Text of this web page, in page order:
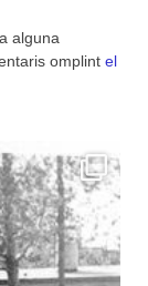
alguna
omplint el